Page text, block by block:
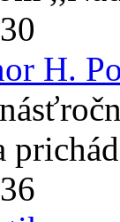
H.